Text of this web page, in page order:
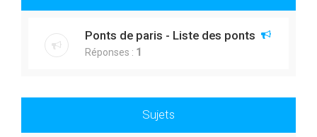
Ponts de paris - Liste des ponts
Réponses : 1
Sujets